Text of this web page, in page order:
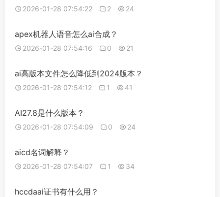
2026-01-28 07:54:22 2 24
apex机器人语音怎么ai合成？
2026-01-28 07:54:16 0 21
ai高版本文件怎么降低到2024版本？
2026-01-28 07:54:12 1 41
AI27.8是什么版本？
2026-01-28 07:54:09 0 24
aicd名词解释？
2026-01-28 07:54:07 1 34
hccdaai证书有什么用？